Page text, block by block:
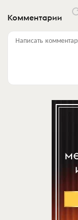
Комментарии
Написать